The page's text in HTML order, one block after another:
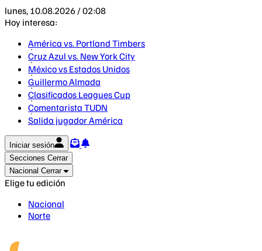
lunes, 10.08.2026 / 02:08
Hoy interesa:
América vs. Portland Timbers
Cruz Azul vs. New York City
México vs Estados Unidos
Guillermo Almada
Clasificados Leagues Cup
Comentarista TUDN
Salida jugador América
Iniciar sesión
Secciones Cerrar
Nacional Cerrar
Elige tu edición
Nacional
Norte